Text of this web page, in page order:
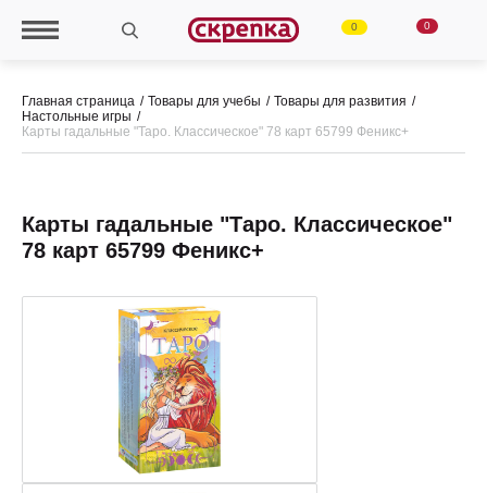
0 0
Главная страница Товары для учебы
Товары для развития
Настольные игры
Карты гадальные "Таро. Классическое" 78 карт 65799 Феникс+
Карты гадальные "Таро. Классическое"
78 карт 65799 Феникс+